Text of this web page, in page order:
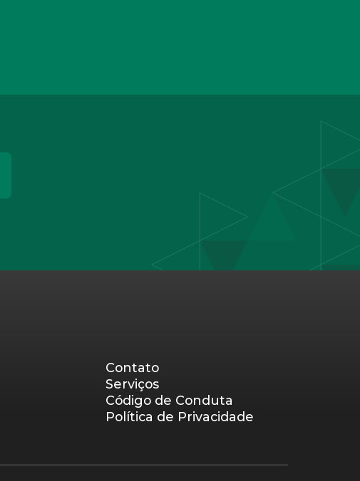
Contato
Serviços
Código de Conduta
Política de Privacidade